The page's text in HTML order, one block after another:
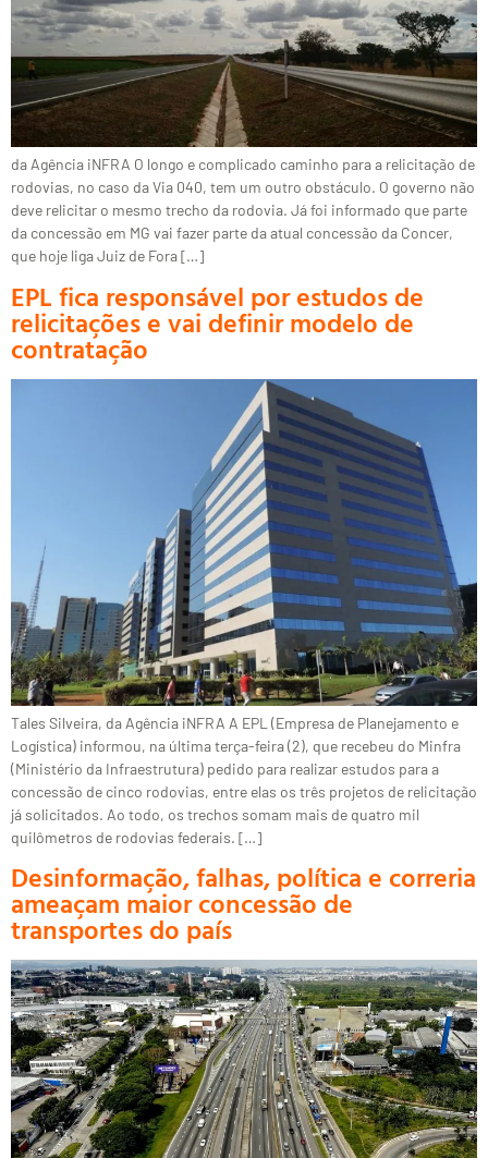
da Agência iNFRA O longo e complicado caminho para a relicitação de
rodovias, no caso da Via 040, tem um outro obstáculo. O governo não
deve relicitar o mesmo trecho da rodovia. Já foi informado que parte
da concessão em MG vai fazer parte da atual concessão da Concer,
que hoje liga Juiz de Fora […]
EPL fica responsável por estudos de
relicitações e vai definir modelo de
contratação
Tales Silveira, da Agência iNFRA A EPL (Empresa de Planejamento e
Logística) informou, na última terça-feira (2), que recebeu do Minfra
(Ministério da Infraestrutura) pedido para realizar estudos para a
concessão de cinco rodovias, entre elas os três projetos de relicitação
já solicitados. Ao todo, os trechos somam mais de quatro mil
quilômetros de rodovias federais. […]
Desinformação, falhas, política e correria
ameaçam maior concessão de
transportes do país